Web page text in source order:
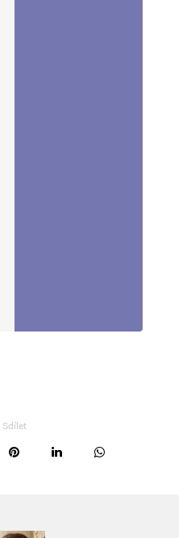
Sdílet